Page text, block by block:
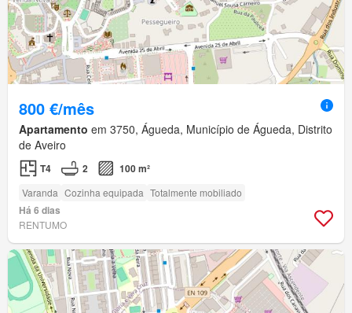
800 €/mês
Apartamento em 3750, Águeda, Município de Águeda, Distrito
de Aveiro
T4 2 100 m²
Varanda Cozinha equipada Totalmente mobiliado
Há 6 dias
RENTUMO